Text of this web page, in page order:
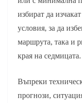
избират да
условия, за да
маршрута, така и
края на седмицата.
Въпреки
прогнози,